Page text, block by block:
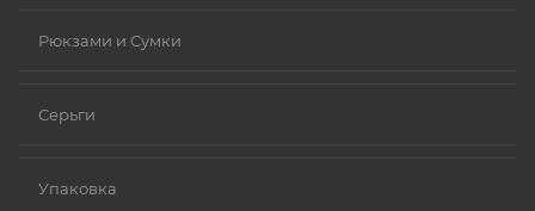
Рюкзами и Сумки
Серьги
Упаковка